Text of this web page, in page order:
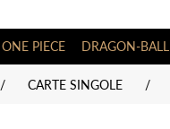
ONE PIECE DRAGON-BALL
/ CARTE SINGOLE /